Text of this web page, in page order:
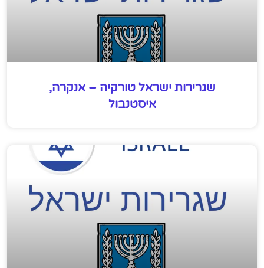
שגרירות ישראל טורקיה – אנקרה,
איסטנבול